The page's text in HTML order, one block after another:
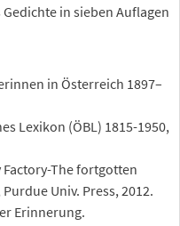
in sieben Auflagen
in Österreich 1897–
Lexikon (ÖBL) 1815-1950,
The fortgotten
Univ. Press, 2012.
Erinnerung.